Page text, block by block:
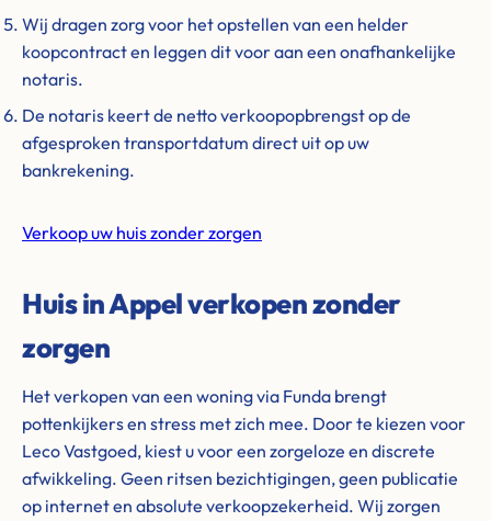
Wij dragen zorg voor het opstellen van een helder
koopcontract en leggen dit voor aan een onafhankelijke
notaris.
De notaris keert de netto verkoopopbrengst op de
afgesproken transportdatum direct uit op uw
bankrekening.
Verkoop uw huis zonder zorgen
Huis in Appel verkopen zonder
zorgen
Het verkopen van een woning via Funda brengt
pottenkijkers en stress met zich mee. Door te kiezen voor
Leco Vastgoed, kiest u voor een zorgeloze en discrete
afwikkeling. Geen ritsen bezichtigingen, geen publicatie
op internet en absolute verkoopzekerheid. Wij zorgen